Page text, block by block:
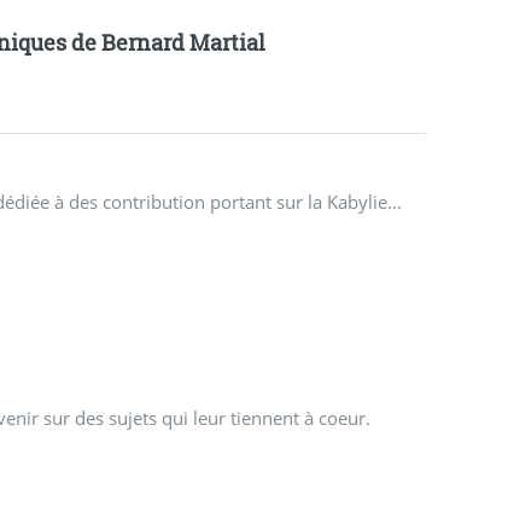
de Bernard Martial
à des contribution portant sur la Kabylie...
sur des sujets qui leur tiennent à coeur.